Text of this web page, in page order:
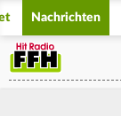
Nachrichten